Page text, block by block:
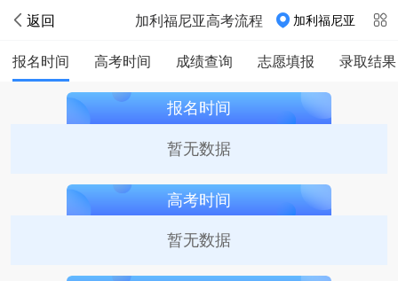
返回 加利福尼亚高考流程 加利福尼亚
报名时间 高考时间 成绩查询 志愿填报 录取结果
报名时间
暂无数据
高考时间
暂无数据